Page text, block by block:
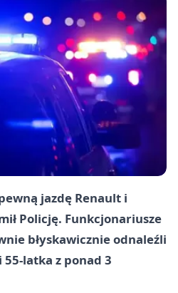
jazdę Renault i
Policję. Funkcjonariusze
błyskawicznie odnaleźli
z ponad 3